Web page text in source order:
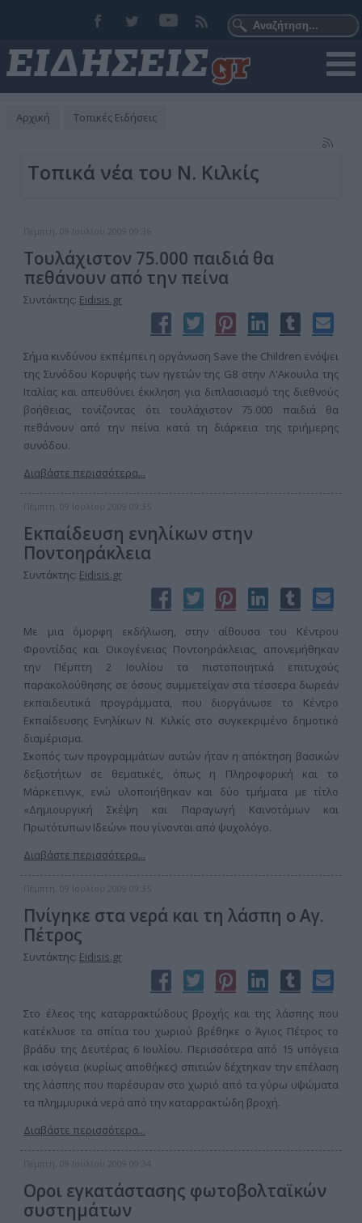
Αρχική Τοπικές Ειδήσεις
Τοπικά νέα του Ν. Κιλκίς
Πέμπτη, 09 Ιουλίου 2009 09:36
Τουλάχιστον 75.000 παιδιά θα
πεθάνουν από την πείνα
Συντάκτης: Eidisis.gr
Σήμα κινδύνου εκπέμπει η οργάνωση Save the Children ενόψει
της Συνόδου Κορυφής των ηγετών της G8 στην Λ'Ακουιλα της
Ιταλίας και απευθύνει έκκληση για διπλασιασμό της διεθνούς
βοήθειας, τονίζοντας ότι τουλάχιστον 75.000 παιδιά θα
πεθάνουν από την πείνα κατά τη διάρκεια της τριήμερης
συνόδου.
Διαβάστε περισσότερα...
Πέμπτη, 09 Ιουλίου 2009 09:35
Εκπαίδευση ενηλίκων στην
Ποντοηράκλεια
Συντάκτης: Eidisis.gr
Με μια όμορφη εκδήλωση, στην αίθουσα του Κέντρου
Φροντίδας και Οικογένειας Ποντοηράκλειας, απονεμήθηκαν
την Πέμπτη 2 Ιουλίου τα πιστοποιητικά επιτυχούς
παρακολούθησης σε όσους συμμετείχαν στα τέσσερα δωρεάν
εκπαιδευτικά προγράμματα, που διοργάνωσε το Κέντρο
Εκπαίδευσης Ενηλίκων Ν. Κιλκίς στο συγκεκριμένο δημοτικό
διαμέρισμα.
Σκοπός των προγραμμάτων αυτών ήταν η απόκτηση βασικών
δεξιοτήτων σε θεματικές, όπως η Πληροφορική και το
Μάρκετινγκ, ενώ υλοποιήθηκαν και δύο τμήματα με τίτλο
«Δημιουργική Σκέψη και Παραγωγή Καινοτόμων και
Πρωτότυπων Ιδεών» που γίνονται από ψυχολόγο.
Διαβάστε περισσότερα...
Πέμπτη, 09 Ιουλίου 2009 09:35
Πνίγηκε στα νερά και τη λάσπη ο Αγ.
Πέτρος
Συντάκτης: Eidisis.gr
Στο έλεος της καταρρακτώδους βροχής και της λάσπης που
κατέκλυσε τα σπίτια του χωριού βρέθηκε ο Άγιος Πέτρος το
βράδυ της Δευτέρας 6 Ιουλίου. Περισσότερα από 15 υπόγεια
και ισόγεια (κυρίως αποθήκες) σπιτιών δέχτηκαν την επέλαση
της λάσπης που παρέσυραν στο χωριό από τα γύρω υψώματα
τα πλημμυρικά νερά από την καταρρακτώδη βροχή.
Διαβάστε περισσότερα...
Πέμπτη, 09 Ιουλίου 2009 09:34
Οροι εγκατάστασης φωτοβολταϊκών
συστημάτων